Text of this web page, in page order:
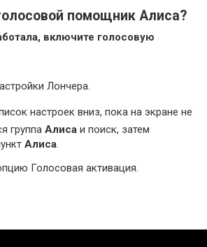
помощник Алиса?
включите голосовую
Лончера.
настроек вниз, пока на экране не
группа Алиса и поиск, затем
Алиса.
Голосовая активация.